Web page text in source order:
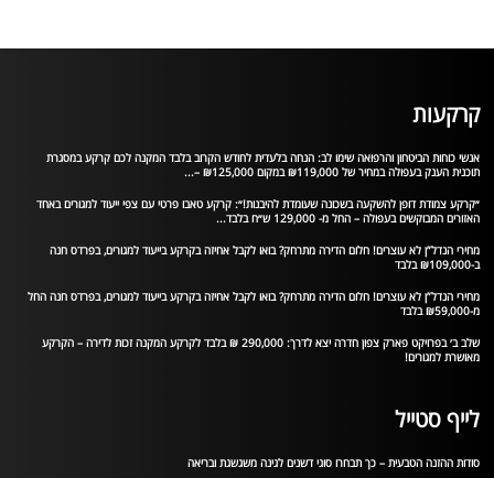
קרקעות
אנשי כוחות הביטחון והרפואה שימו לב: הנחה בלעדית לחודש הקרוב בלבד המקנה לכם קרקע במסגרת
תוכנית הענק בעפולה במחיר של ₪119,000 במקום ₪125,000 –...
״קרקע צמודת דופן להשקעה בשכונה שעומדת להיבנות!״: קרקע טאבו פרטי עם צפי ייעוד למגורים באחד
האזורים המבוקשים בעפולה – החל מ- 129,000 ש״ח בלבד...
מחירי הנדל”ן לא עוצרים! חלום הדירה מתרחק? בואו לקבל אחיזה בקרקע בייעוד למגורים, בפרדס חנה
ב-₪109,000 בלבד
מחירי הנדל”ן לא עוצרים! חלום הדירה מתרחק? בואו לקבל אחיזה בקרקע בייעוד למגורים, בפרדס חנה החל
מ-₪59,000 בלבד
שלב ב׳ בפרויקט פארק צפון חדרה יצא לדרך: 290,000 ₪ בלבד לקרקע המקנה זכות לדירה – הקרקע
מאושרת למגורים!
לייף סטייל
סודות ההזנה הטבעית – כך תבחרו סוגי דשנים לגינה משגשגת ובריאה